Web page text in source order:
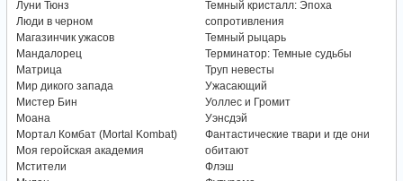
Луни Тюнз
Люди в черном
Магазинчик ужасов
Мандалорец
Матрица
Мир дикого запада
Мистер Бин
Моана
Мортал Комбат (Mortal Kombat)
Моя геройская академия
Мстители
Темный кристалл: Эпоха
сопротивления
Темный рыцарь
Терминатор: Темные судьбы
Труп невесты
Ужасающий
Уоллес и Громит
Уэнсдэй
Фантастические твари и где они
обитают
Флэш